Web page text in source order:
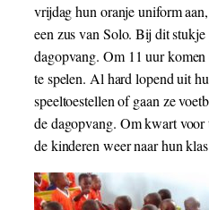
vrijdag hun oranje uniform
een zus van Solo. Bij dit stukje
dagopvang. Om 11 uur
te spelen. Al hard lopend uit
speeltoestellen of gaan ze
de dagopvang. Om kwart voor
de kinderen weer naar hun